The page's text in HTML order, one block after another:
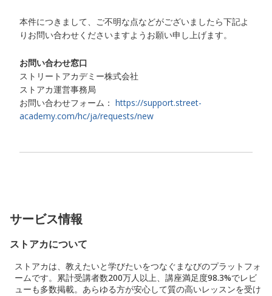
本件につきまして、ご不明な点などがございましたら下記よ
りお問い合わせくださいますようお願い申し上げます。
お問い合わせ窓口
ストリートアカデミー株式会社
ストアカ運営事務局
お問い合わせフォーム： https://support.street-
academy.com/hc/ja/requests/new
サービス情報
ストアカについて
ストアカは、教えたいと学びたいをつなぐまなびのプラットフォ
ームです。累計受講者数200万人以上、講座満足度98.3%でレビ
ューも多数掲載。あらゆる方が安心して質の高いレッスンを受け